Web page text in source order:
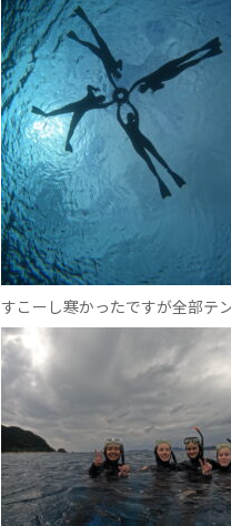
すこーし寒かったですが全部テ